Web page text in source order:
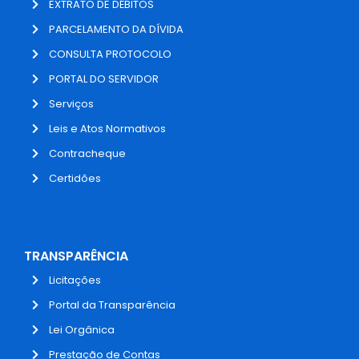
EXTRATO DE DÉBITOS
PARCELAMENTO DA DÍVIDA
CONSULTA PROTOCOLO
PORTAL DO SERVIDOR
Serviços
Leis e Atos Normativos
Contracheque
Certidões
TRANSPARÊNCIA
Licitações
Portal da Transparência
Lei Orgânica
Prestação de Contas